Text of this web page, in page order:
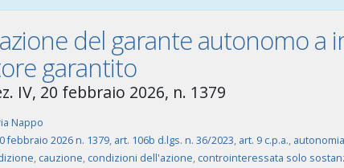
del garante autonomo a
garantito
IV, 20 febbraio 2026, n. 1379
Nappo
febbraio 2026 n. 1379, art. 106b d.lgs. n. 36/2023, art. 9 c.p.a.,
, cauzione, condizioni dell'azione, controinteressata solo